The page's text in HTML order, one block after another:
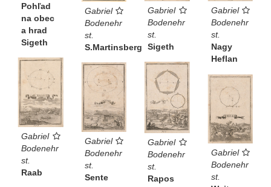
Pohľad
na obec
a hrad
Sigeth
Gabriel
Bodenehr
st.
S.Martinsberg
Gabriel
Bodenehr
st.
Sigeth
Gabriel
Bodenehr
st.
Nagy
Heflan
Gabriel
Bodenehr
st.
Raab
Gabriel
Bodenehr
st.
Rapos
Gabriel
Bodenehr
st.
Sente
Gabriel
Bodenehr
st.